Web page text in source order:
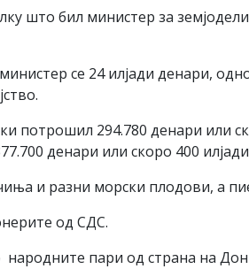
што бил министер за
се 24 илјади денари,
потрошил 294.780 денари или
денари или скоро 400
и разни морски плодови, а
од СДС.
пари од страна на